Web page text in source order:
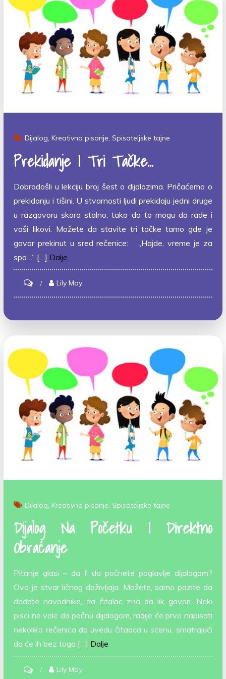
Dijalog Kreativno pisanje Spisateljske tajne
Prekidanje I Tri Tačke…
Dobrodošli u lekciju broj šest o dijalozima. Pričaćemo o
prekidanju i tišini. U stvarnosti ljudi prekidaju jedni druge
u razgovoru skoro stalno, tako da to mogu da rade i
vaši likovi. Možete da stavite tri tačke tamo gde je
govor prekinut u sred rečenice: „Hajde, vreme je za
spa…“ […] Dalje
on
Prekidanje
Lily May
Dijalog Kreativno pisanje Spisateljske tajne
Dijalog Na Početku I Direktno
Obraćanje
Pitanje glasi – da li da počnete poglavlje dijalogom?
Ovo je stvar ličnog doživljaja. Možete, samo pazite da
dodate navodnike, da čitalac zna da lik govori. Neki
pisci ne vole da počnu dijalogom, radije će prvo napisati
nekoliko rečenica da uvedu čitaoca u scenu, smatrajući
da će ih bez toga […] Dalje
on
Lily May